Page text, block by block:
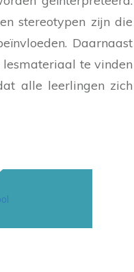
stereotypen zijn die
Daarnaast
te vinden
alle leerlingen zich